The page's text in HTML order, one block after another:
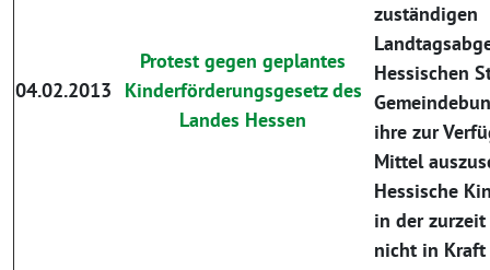
04.02.2013
Protest gegen geplantes
Kinderförderungsgesetz des
Landes Hessen
zuständigen
Hessischen
ihre zur
Mittel
Hessische
in der
nicht in